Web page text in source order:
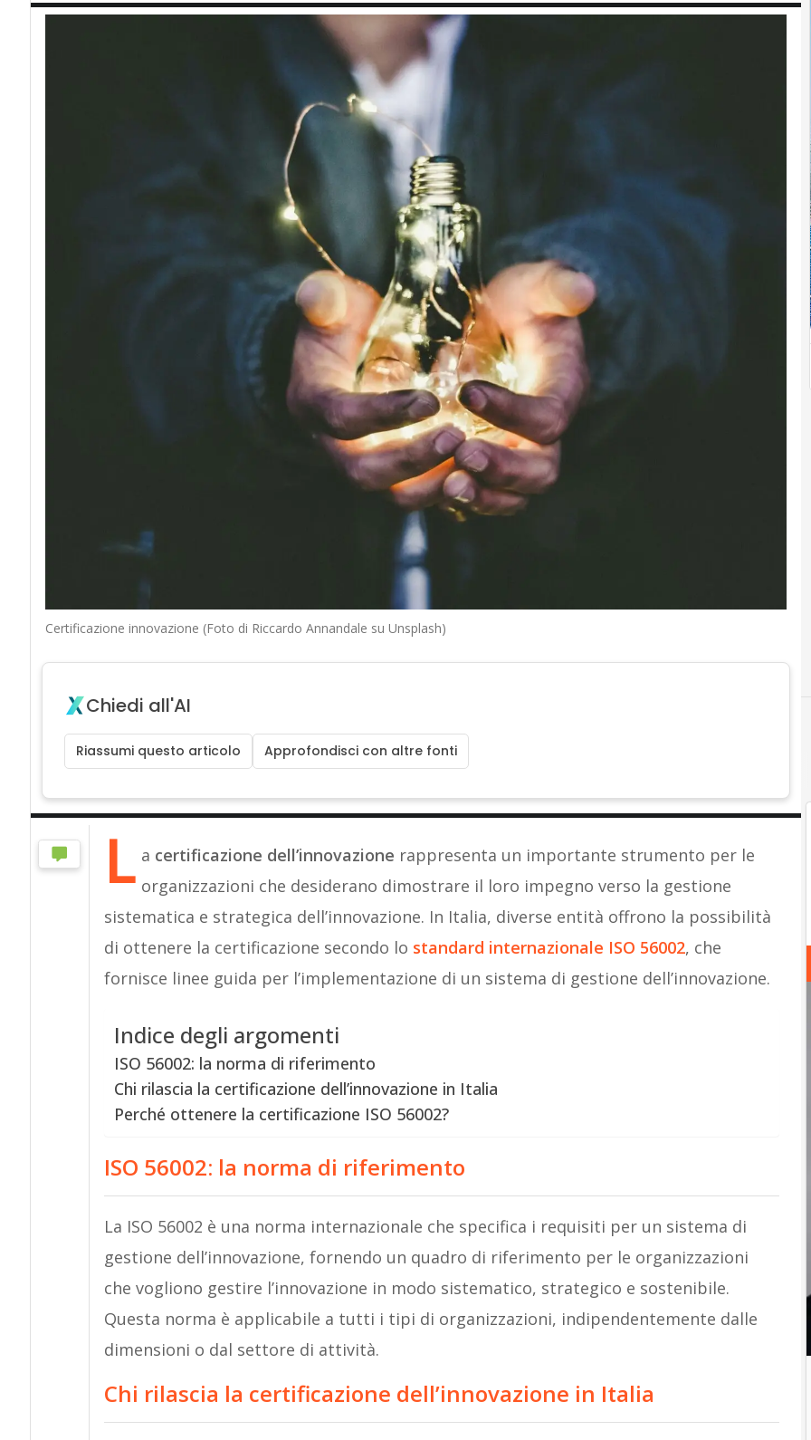
Certificazione innovazione (Foto di Riccardo Annandale su Unsplash)
Chiedi all'AI
Riassumi questo articolo Approfondisci con altre fonti
L a certificazione dell’innovazione rappresenta un importante strumento per le
organizzazioni che desiderano dimostrare il loro impegno verso la gestione
sistematica e strategica dell’innovazione. In Italia, diverse entità offrono la possibilità
di ottenere la certificazione secondo lo standard internazionale ISO 56002, che
fornisce linee guida per l’implementazione di un sistema di gestione dell’innovazione.
Indice degli argomenti
ISO 56002: la norma di riferimento
Chi rilascia la certificazione dell’innovazione in Italia
Perché ottenere la certificazione ISO 56002?
ISO 56002: la norma di riferimento
La ISO 56002 è una norma internazionale che specifica i requisiti per un sistema di
gestione dell’innovazione, fornendo un quadro di riferimento per le organizzazioni
che vogliono gestire l’innovazione in modo sistematico, strategico e sostenibile.
Questa norma è applicabile a tutti i tipi di organizzazioni, indipendentemente dalle
dimensioni o dal settore di attività.
Chi rilascia la certificazione dell’innovazione in Italia